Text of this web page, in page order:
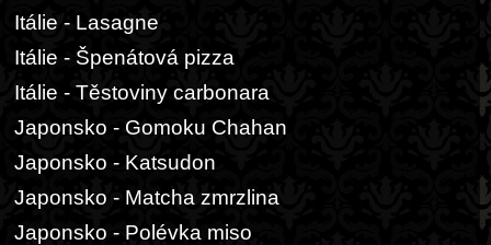
Itálie - Lasagne
Itálie - Špenátová pizza
Itálie - Těstoviny carbonara
Japonsko - Gomoku Chahan
Japonsko - Katsudon
Japonsko - Matcha zmrzlina
Japonsko - Polévka miso